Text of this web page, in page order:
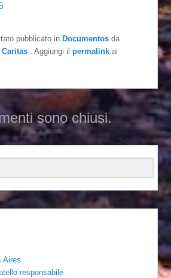
pubblicato in Documentos da
. Aggiungi ilpermalink ai
sono chiusi.
Aires
responsabile